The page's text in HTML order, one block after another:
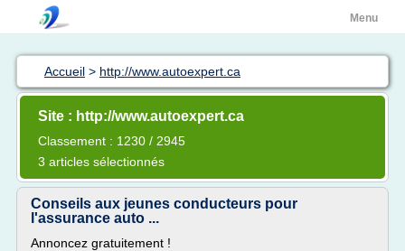
Menu
Accueil > http://www.autoexpert.ca
Site : http://www.autoexpert.ca
Classement : 1230 / 2945
3 articles sélectionnés
Conseils aux jeunes conducteurs pour
l'assurance auto ...
Annoncez gratuitement !